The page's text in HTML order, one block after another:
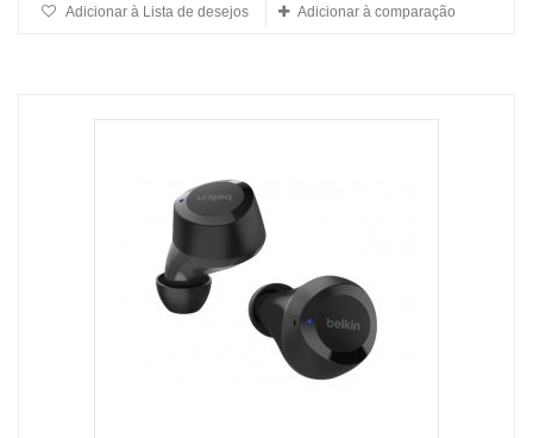
Adicionar à Lista de desejos Adicionar à comparação